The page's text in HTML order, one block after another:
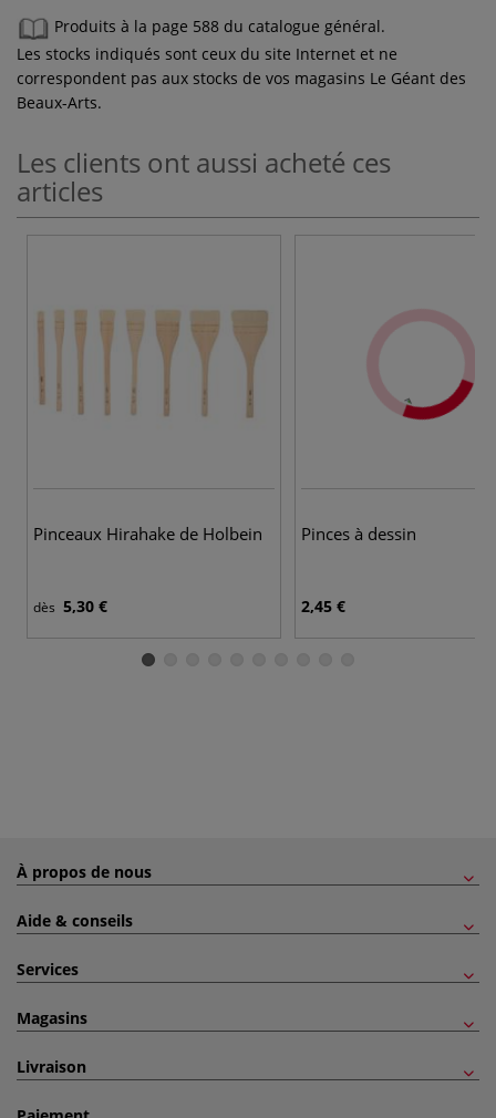
Produits à la page 588 du catalogue général.
Les stocks indiqués sont ceux du site Internet et ne
correspondent pas aux stocks de vos magasins Le Géant des
Beaux-Arts.
Les clients ont aussi acheté ces
articles
Pinceaux Hirahake de Holbein
dès 5,30 €
Pinces à dessin
2,45 €
À propos de nous
Aide & conseils
Services
Magasins
Livraison